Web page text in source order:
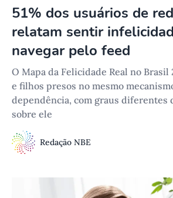
51% dos usuários de
relatam sentir
navegar pelo feed
O Mapa da Felicidade Real no Brasil
e filhos presos no mesmo
dependência, com graus diferentes
sobre ele
Redação NBE